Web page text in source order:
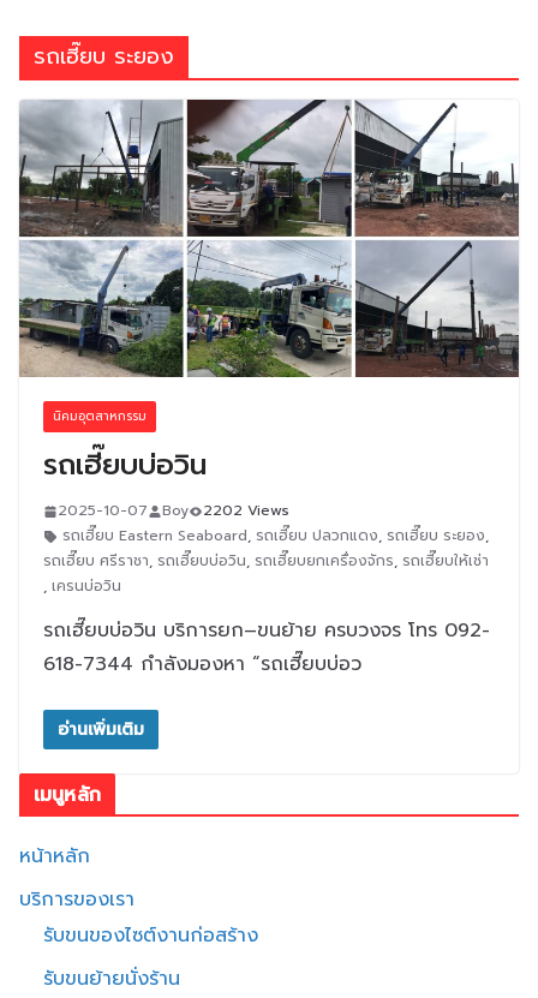
รถเฮี๊ยบ ระยอง
นิคมอุตสาหกรรม
รถเฮี๊ยบบ่อวิน
2025-10-07 Boy
2202 Views
รถเฮี๊ยบ Eastern Seaboard, รถเฮี๊ยบ ปลวกแดง, รถเฮี๊ยบ ระยอง,
รถเฮี๊ยบ ศรีราชา, รถเฮี๊ยบบ่อวิน, รถเฮี๊ยบยกเครื่องจักร, รถเฮี๊ยบให้เช่า
, เครนบ่อวิน
รถเฮี๊ยบบ่อวิน บริการยก–ขนย้าย ครบวงจร โทร 092-
618-7344 กำลังมองหา “รถเฮี๊ยบบ่อว
อ่านเพิ่มเติม
เมนูหลัก
หน้าหลัก
บริการของเรา
รับขนของไซต์งานก่อสร้าง
รับขนย้ายนั่งร้าน